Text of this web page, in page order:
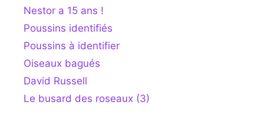
Nestor a 15 ans !
Poussins identifiés
Poussins à identifier
Oiseaux bagués
David Russell
Le busard des roseaux (3)